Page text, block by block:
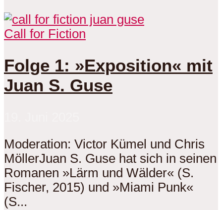
Call for Fiction
Folge 1: »Exposition« mit
Juan S. Guse
Moderation: Victor Kümel und Chris
MöllerJuan S. Guse hat sich in seinen
Romanen »Lärm und Wälder« (S.
Fischer, 2015) und »Miami Punk«
(S...